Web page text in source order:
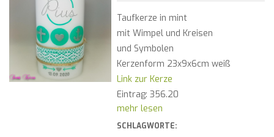
Taufkerze in mint
mit Wimpel und Kreisen
und Symbolen
Kerzenform 23x9x6cm weiß
Link zur Kerze
Eintrag: 356.20
mehr lesen
SCHLAGWORTE: